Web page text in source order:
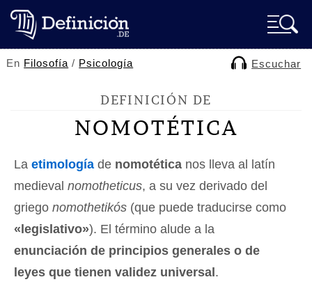
En Filosofía / Psicología Escuchar
DEFINICIÓN DE
NOMOTÉTICA
La etimología de nomotética nos lleva al latín
medieval nomotheticus, a su vez derivado del
griego nomothetikós (que puede traducirse como
«legislativo»). El término alude a la
enunciación de principios generales o de
leyes que tienen validez universal .